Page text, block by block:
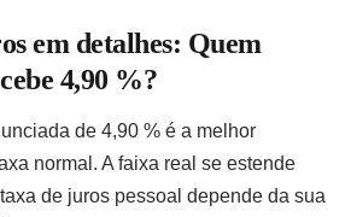
em detalhes: Quem
4,90 %?
de 4,90 % é a melhor
normal. A faixa real se estende
de juros pessoal depende da sua